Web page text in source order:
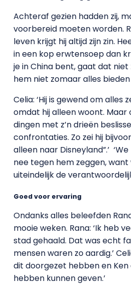
Achteraf gezien hadden zij,
voorbereid moeten worden.
leven krijgt hij altijd zijn zin.
in een kop erwtensoep dan
je in China bent, gaat dat
hem niet zomaar alles bieden
Celia: ‘Hij is gewend om alles
omdat hij alleen woont. Maar
dingen met z’n drieën
confrontaties. Zo zei hij
alleen naar Disneyland”.’
nee tegen hem zeggen, want
uiteindelijk de
Goed voor ervaring
Ondanks alles beleefden
mooie weken. Rana: ‘Ik heb
stad gehaald. Dat was echt
mensen waren zo aardig.’
dit doorgezet hebben en Ken
hebben kunnen geven.’